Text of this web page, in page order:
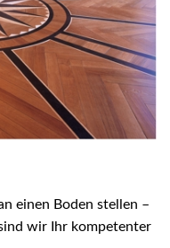
einen Boden stellen –
wir Ihr kompetenter